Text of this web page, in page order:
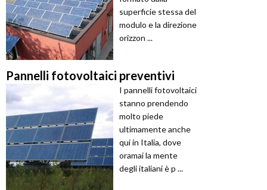
superficie stessa del
modulo e la direzione
orizzon ...
Pannelli fotovoltaici preventivi
I pannelli fotovoltaici
stanno prendendo
molto piede
ultimamente anche
qui in Italia, dove
oramai la mente
degli italiani è p ...